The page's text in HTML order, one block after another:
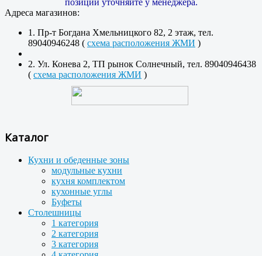
позиции уточняйте у менеджера.
Адреса магазинов:
1. Пр-т Богдана Хмельницкого 82, 2 этаж, тел.
89040946248 ( схема расположения ЖМИ )
2. Ул. Конева 2, ТП рынок Солнечный, тел. 89040946438
( схема расположения ЖМИ )
Каталог
Кухни и обеденные зоны
модульные кухни
кухня комплектом
кухонные углы
Буфеты
Столешницы
1 категория
2 категория
3 категория